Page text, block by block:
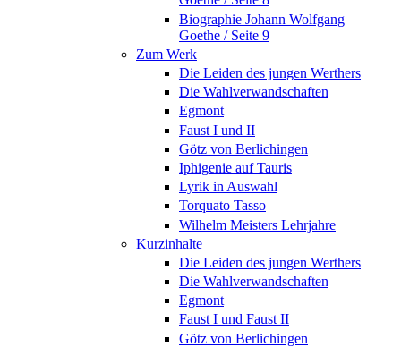
Biographie Johann Wolfgang
Goethe / Seite 9
Zum Werk
Die Leiden des jungen Werthers
Die Wahlverwandschaften
Egmont
Faust I und II
Götz von Berlichingen
Iphigenie auf Tauris
Lyrik in Auswahl
Torquato Tasso
Wilhelm Meisters Lehrjahre
Kurzinhalte
Die Leiden des jungen Werthers
Die Wahlverwandschaften
Egmont
Faust I und Faust II
Götz von Berlichingen